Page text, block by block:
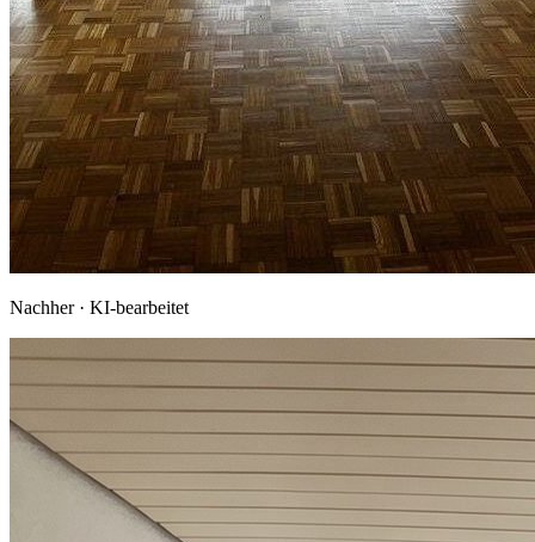
Nachher · KI-bearbeitet